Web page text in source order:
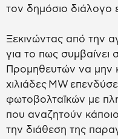
τον δημόσιο διάλογο
Ξεκινώντας από την
για το πως συμβαίνει
Προμηθευτών να μην
χιλιάδες MW
φωτοβολταϊκών με
που αναζητούν
την διάθεση της